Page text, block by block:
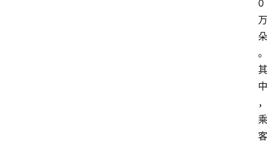
0
万
朵
。
其
中
，
乘
客